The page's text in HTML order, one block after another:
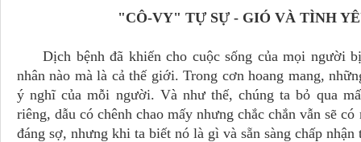
"CÔ-VY" TỰ SỰ - GIÓ VÀ TÌNH
Dịch bệnh đã khiến cho cuộc sống của mọi người
nhân nào mà là cả thế giới. Trong cơn hoang mang,
ý nghĩ của mỗi người. Và như thế, chúng ta bỏ qua
riêng, dẫu có chênh chao mấy nhưng chắc chắn vẫn sẽ
đáng sợ, nhưng khi ta biết nó là gì và sẵn sàng chấp